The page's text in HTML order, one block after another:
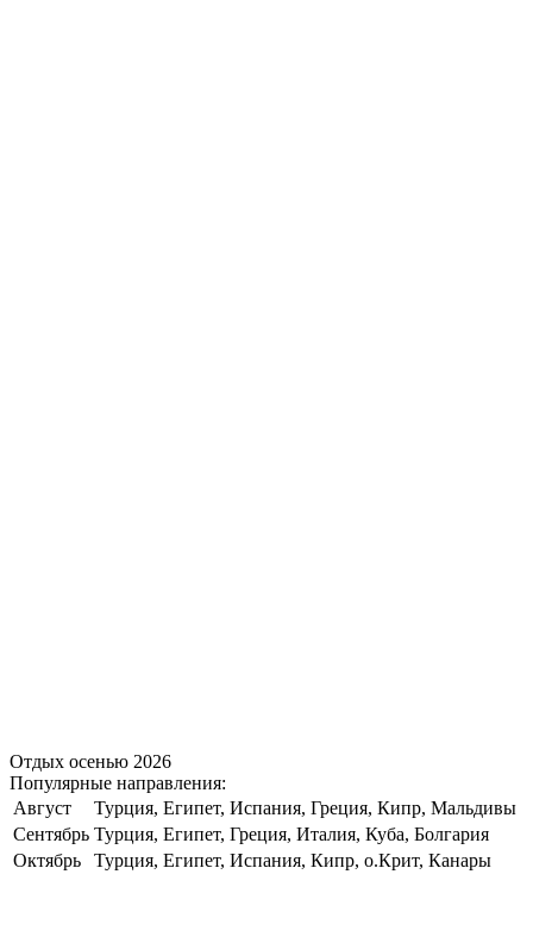
Отдых осенью 2026
Популярные направления:
Август
Турция, Египет, Испания, Греция, Кипр, Мальдивы
Сентябрь Турция, Египет, Греция, Италия, Куба, Болгария
Октябрь
Турция, Египет, Испания, Кипр, о.Крит, Канары